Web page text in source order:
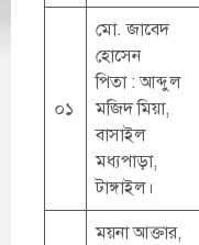
০১
মো. জাবেদ
হোসেন
পিতা : আব্দুল
মজিদ মিয়া,
বাসাইল
মধ্যপাড়া,
টাঙ্গাইল।
ময়না আক্তার,